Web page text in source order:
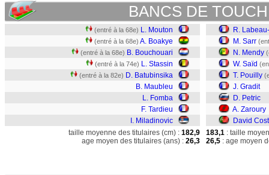
BANCS DE
(entré à la 68e) L. Mouton
(entré à la 68e) A. Boakye
(entré à la 68e) B. Bouchouari
(entré à la 74e) L. Stassin
(entré à la 82e) D. Batubinsika
B. Maubleu
L. Fomba
F. Tardieu
I. Miladinovic
R.
M. Sarr
N. Mendy
W. Saïd
T. Pouilly
J. Gradit
D. Petric
A. Zaroury
David
taille moyenne des titulaires (cm) : 182,9
age moyen des titulaires (ans) : 26,3
183,1 : taille
26,5 : age moyen